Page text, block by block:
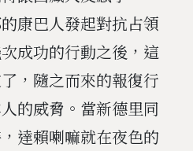
康巴人發起對抗占領
成功的行動之後，這
，隨之而來的報復行
的威脅。當新德里同
達賴喇嘛就在夜色的